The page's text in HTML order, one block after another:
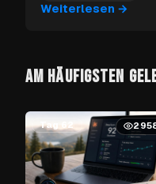
Weiterlesen →
AM HÄUFIGSTEN
Tag 62